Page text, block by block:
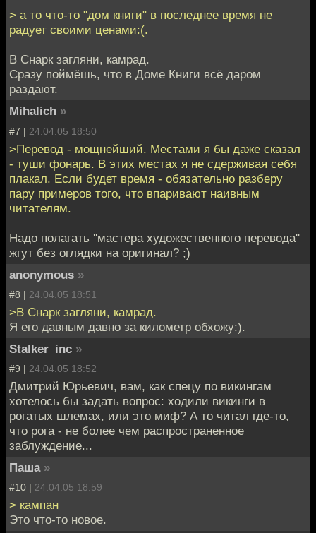
> а то что-то "дом книги" в последнее время не
радует своими ценами:(.
В Снарк загляни, камрад.
Сразу поймёшь, что в Доме Книги всё даром
раздают.
Mihalich »
#7 | 24.04.05 18:50
>Перевод - мощнейший. Местами я бы даже сказал
- туши фонарь. В этих местах я не сдерживая себя
плакал. Если будет время - обязательно разберу
пару примеров того, что впаривают наивным
читателям.
Надо полагать ''мастера художественного перевода''
жгут без оглядки на оригинал? ;)
anonymous »
#8 | 24.04.05 18:51
>В Снарк загляни, камрад.
Я его давным давно за километр обхожу:).
Stalker_inc »
#9 | 24.04.05 18:52
Дмитрий Юрьевич, вам, как спецу по викингам
хотелось бы задать вопрос: ходили викинги в
рогатых шлемах, или это миф? А то читал где-то,
что рога - не более чем распространенное
заблуждение...
Паша »
#10 | 24.04.05 18:59
> кампан
Это что-то новое.